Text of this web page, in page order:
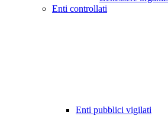
Enti controllati
Enti pubblici vigilati